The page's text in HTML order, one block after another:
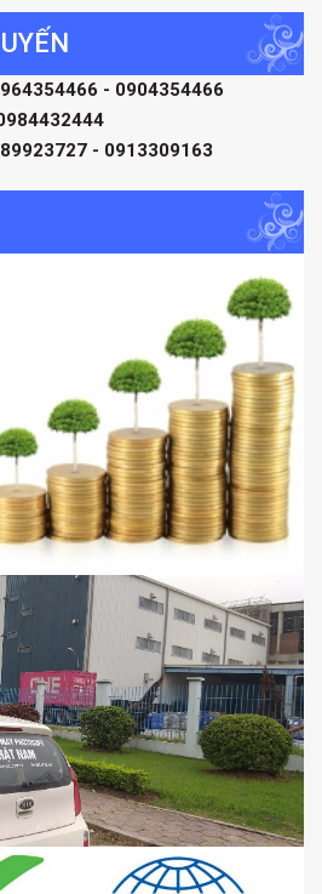
- 0904354466
- 0913309163